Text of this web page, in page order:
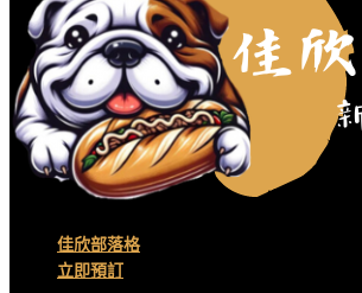
佳欣部落格
立即預訂